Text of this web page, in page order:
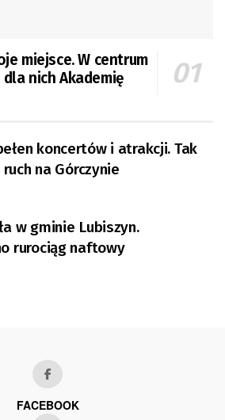
miejsce. W centrum
nich Akademię
koncertów i atrakcji. Tak
na Górczynie
w gminie Lubiszyn.
rurociąg naftowy
FACEBOOK